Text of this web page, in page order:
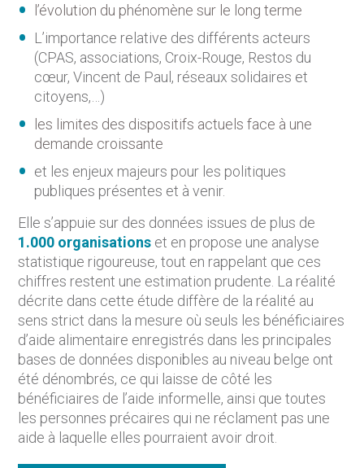
l’évolution du phénomène sur le long terme
L’importance relative des différents acteurs
(CPAS, associations, Croix-Rouge, Restos du
cœur, Vincent de Paul, réseaux solidaires et
citoyens,…)
les limites des dispositifs actuels face à une
demande croissante
et les enjeux majeurs pour les politiques
publiques présentes et à venir.
Elle s’appuie sur des données issues de plus de
1.000 organisations et en propose une analyse
statistique rigoureuse, tout en rappelant que ces
chiffres restent une estimation prudente. La réalité
décrite dans cette étude diffère de la réalité au
sens strict dans la mesure où seuls les bénéficiaires
d’aide alimentaire enregistrés dans les principales
bases de données disponibles au niveau belge ont
été dénombrés, ce qui laisse de côté les
bénéficiaires de l’aide informelle, ainsi que toutes
les personnes précaires qui ne réclament pas une
aide à laquelle elles pourraient avoir droit.